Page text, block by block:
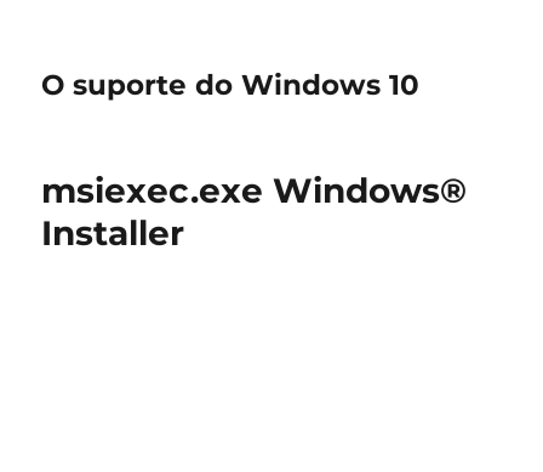
O suporte do Windows 10
msiexec.exe Windows®
Installer